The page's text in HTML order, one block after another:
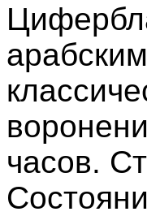
часов.